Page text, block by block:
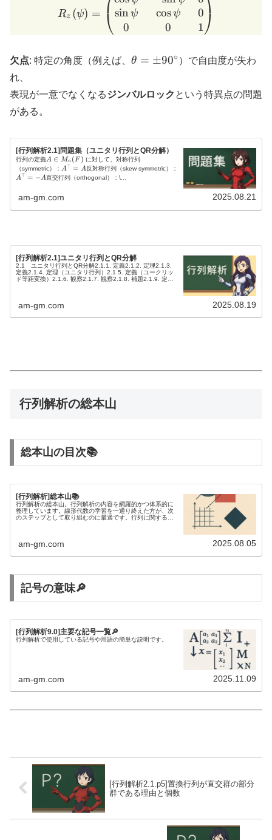
Rz (ψ) = ⎝sinψ
0
cosψ
0
0
1⎠
欠点: 特定の角度（例えば、 \theta
90^\circ
θ = ±90∘）で自由度が失わ
れ、
表現が一意でなくなるジンバルロック という特異点の問題
がある。
[行列解析2.1]問題集（ユニタリ行列とQR分解）
行列の定義A
\i
n
n
(
A ∈ Mn (F) に対して、対称行列
（symmetric）： A
^
t
o
A
A⊤ = A反対称行列（skew symmetric）：
o
-
A⊤ = −A直交行列（orthogonal）：\...
am-gm.com 2025.08.21
[行列解析2.1]ユニタリ行列とQR分解
2.1 ユニタリ行列とQR分解2.1.1. 定義2.1.2. 定理2.1.3.
定義2.1.4. 定理（ユニタリ行列）2.1.5. 定義（ユークリッ
ド等距変換）2.1.6. 観察2.1.7. 観察2.1.8. 補題2.1.9. 定理
am-gm.com 2025.08.19
行列解析の総本山
総本山の目次📚
[行列解析]総本山📚
行列解析の総本山。行列解析の内容を網羅的かつ体系的に
整理しています。線形代数の学習を一通り終えた方が、次
のステップとして取り組むのに最適です。行列に関する不
am-gm.com 2025.08.05
記号の意味🔎
[行列解析9.0]主要な記号一覧🔎
行列解析で使用している記号や用語の簡単な説明です。
am-gm.com 2025.11.09
[行列解析2.1.p5]置換行列が直交群の部分
群である理由と個数